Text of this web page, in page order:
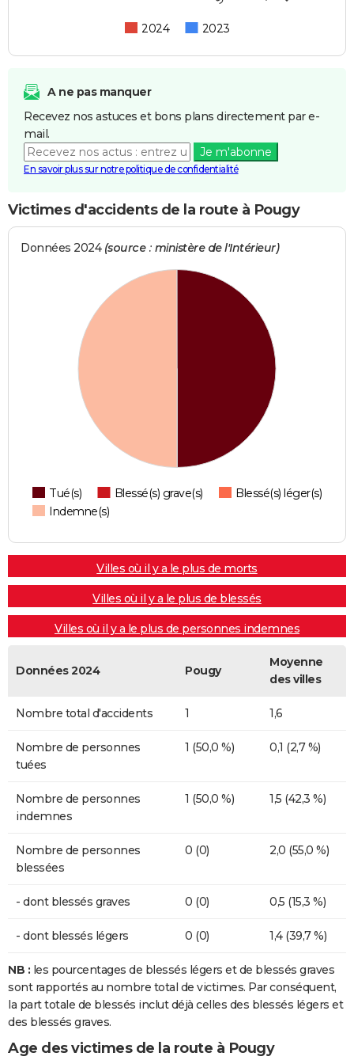
2024 2023
A ne pas manquer
Recevez nos astuces et bons plans directement par e-
mail.
Je m'abonne
En savoir plus sur notre politique de confidentialité
Victimes d'accidents de la route à Pougy
Données 2024 (source : ministère de l'Intérieur)
Tué(s) Blessé(s) grave(s)
Blessé(s) léger(s)
Indemne(s)
Villes où il y a le plus de morts
Villes où il y a le plus de blessés
Villes où il y a le plus de personnes indemnes
Données 2024 Pougy
Moyenne
des villes
Nombre total d'accidents 1 1,6
Nombre de personnes
tuées
1 (50,0 %) 0,1 (2,7 %)
Nombre de personnes
indemnes
1 (50,0 %) 1,5 (42,3 %)
Nombre de personnes
blessées
0 (0) 2,0 (55,0 %)
- dont blessés graves 0 (0) 0,5 (15,3 %)
- dont blessés légers 0 (0) 1,4 (39,7 %)
NB : les pourcentages de blessés légers et de blessés graves
sont rapportés au nombre total de victimes. Par conséquent,
la part totale de blessés inclut déjà celles des blessés légers et
des blessés graves.
Age des victimes de la route à Pougy